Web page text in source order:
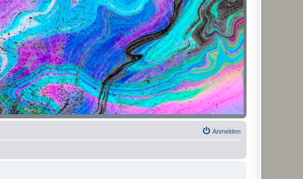
Anmelden